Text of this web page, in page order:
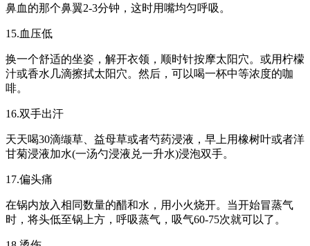
鼻血的那个鼻翼2-3分钟，这时用嘴均匀呼吸。
15.血压低
换一个舒适的坐姿，解开衣领，顺时针按摩太阳穴。或用柠檬
汁或香水几滴擦拭太阳穴。然后，可以喝一杯中等浓度的咖
啡。
16.双手出汗
天天喝30滴缬草、益母草或者芍药浸液，早上用橡树叶或者洋
甘菊浸液加水(一汤勺浸液兑一升水)浸泡双手。
17.偏头痛
在锅内放入相同数量的醋和水，用小火烧开。当开始冒蒸气
时，将头低至锅上方，呼吸蒸气，吸气60-75次就可以了。